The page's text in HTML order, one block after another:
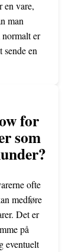
en vare,
man
er
en
for
som
ofte
medføre
Det er
på
eventuelt